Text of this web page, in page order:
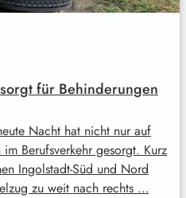
für Behinderungen
Nacht hat nicht nur auf
Berufsverkehr gesorgt. Kurz
Ingolstadt-Süd und Nord
zu weit nach rechts …